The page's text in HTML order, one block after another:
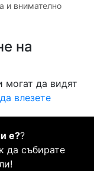
и внимателно
на
могат да видят
влезете
е??
да събирате